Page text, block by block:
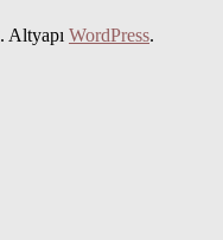
. Altyapı WordPress.